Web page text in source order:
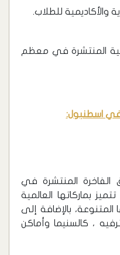
والأكاديمية للطلاب.
المنتشرة في معظم
في اسطنبول:
الفاخرة المنتشرة في
بماركاتها العالمية
المتنوعة، بالإضافة إلى
، كالسنيما وأماكن